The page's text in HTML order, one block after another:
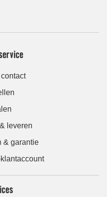
leveren
& garantie